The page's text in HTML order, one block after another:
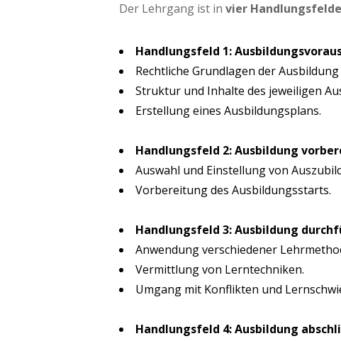
Der Lehr­gang ist in vier
Hand­lungs­feld 1:
Recht­li­che Grund­la­gen der
Struk­tur und Inhal­te des jewei­li­gen
Erstel­lung eines Ausbildungsplans.
Hand­lungs­feld 2: Aus­bil­dung
Aus­wahl und Ein­stel­lung von
Vor­be­rei­tung des Ausbildungsstarts.
Hand­lungs­feld 3: Aus­bil­dung
Anwen­dung ver­schie­de­ner
Ver­mitt­lung von Lerntechniken.
Umgang mit Kon­flik­ten und
Hand­lungs­feld 4: Aus­bil­dung